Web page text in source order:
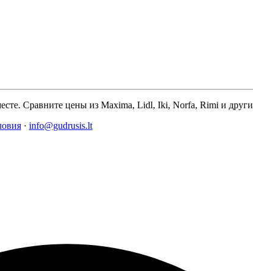
Сравните цены из Maxima, Lidl, Iki, Norfa, Rimi и
· info@gudrusis.lt